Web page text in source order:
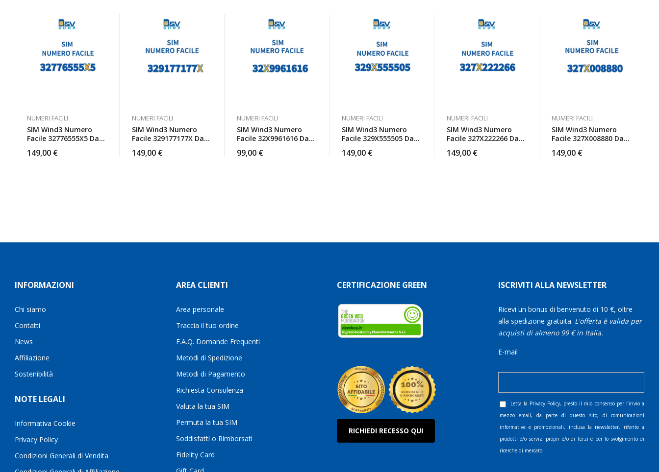
NUMERI FACILI
SIM Wind3 Numero
Facile 32776555X5 Da
149,00 €
NUMERI FACILI
SIM Wind3 Numero
Facile 329177177X Da
149,00 €
NUMERI FACILI
SIM Wind3 Numero
Facile 32X9961616 Da
99,00 €
NUMERI FACILI
SIM Wind3 Numero
Facile 329X555505 Da
149,00 €
NUMERI FACILI
SIM Wind3 Numero
Facile 327X222266 Da
149,00 €
NUMERI FACILI
SIM Wind3 Numero
Facile 327X008880 Da
149,00 €
INFORMAZIONI
Chi siamo
Contatti
News
Affiliazione
Sostenibilità
NOTE LEGALI
Informativa Cookie
Privacy Policy
Condizioni Generali di Vendita
AREA CLIENTI
Area personale
Traccia il tuo ordine
F.A.Q. Domande Frequenti
Metodi di Spedizione
Metodi di Pagamento
Richiesta Consulenza
Valuta la tua SIM
Permuta la tua SIM
Soddisfatti o Rimborsati
Fidelity Card
CERTIFICAZIONE GREEN
RICHIEDI RECESSO QUI
ISCRIVITI ALLA NEWSLETTER
Ricevi un bonus di benvenuto di 10 €, oltre
alla spedizione gratuita. L'offerta è valida per
acquisti di almeno 99 € in Italia.
E-mail
Letta la Privacy Policy, presto il mio consenso per l’invio a
mezzo email, da parte di questo sito, di comunicazioni
informative e promozionali, inclusa la newsletter, riferite a
prodotti e/o servizi propri e/o di terzi e per lo svolgimento di
ricerche di mercato.